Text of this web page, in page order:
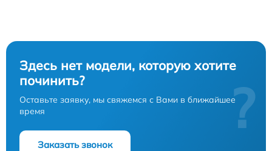
Здесь нет модели, которую хотите
починить?
Оставьте заявку, мы свяжемся с Вами в ближайшее
время
Заказать звонок
?